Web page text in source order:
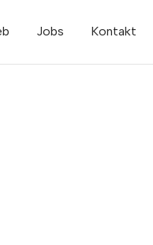
Jobs Kontakt